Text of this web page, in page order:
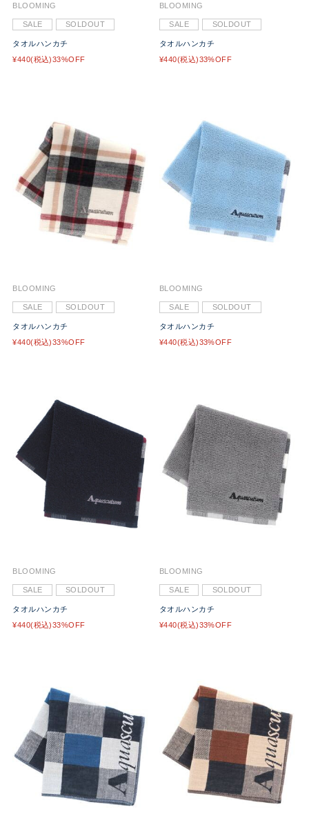
BLOOMING
SALE SOLDOUT
タオルハンカチ
¥440(税込)33%OFF
BLOOMING
SALE SOLDOUT
タオルハンカチ
¥440(税込)33%OFF
BLOOMING
SALE SOLDOUT
タオルハンカチ
¥440(税込)33%OFF
BLOOMING
SALE SOLDOUT
タオルハンカチ
¥440(税込)33%OFF
BLOOMING
SALE SOLDOUT
タオルハンカチ
¥440(税込)33%OFF
BLOOMING
SALE SOLDOUT
タオルハンカチ
¥440(税込)33%OFF